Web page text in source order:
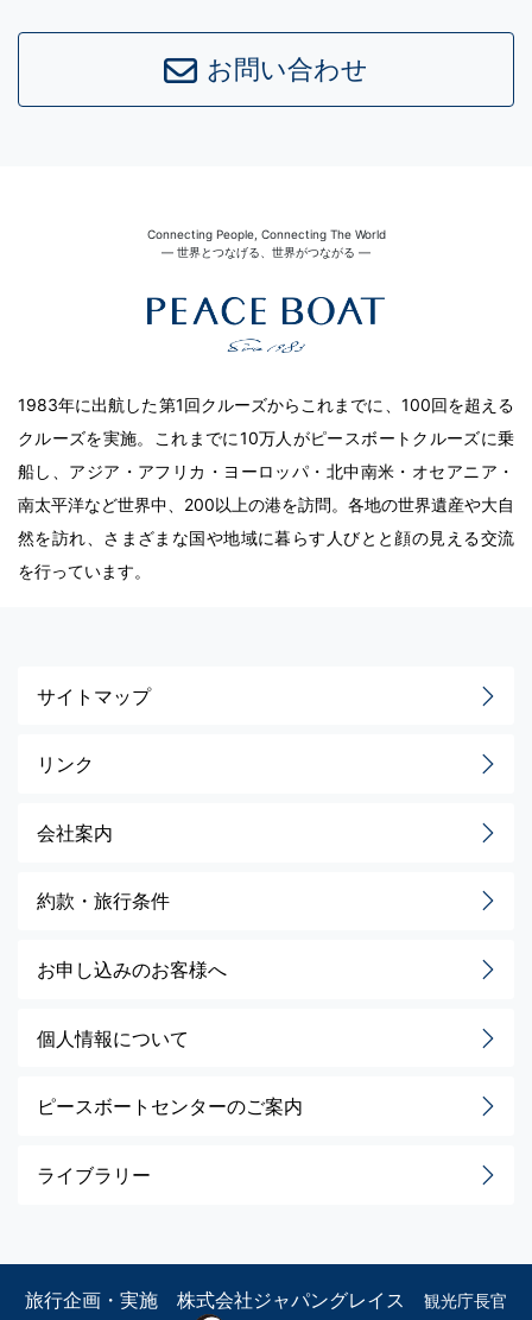
お問い合わせ
Connecting People, Connecting The World
― 世界とつなげる、世界がつながる ―
1983年に出航した第1回クルーズからこれまでに、100回を超える
クルーズを実施。これまでに10万人がピースボートクルーズに乗
船し、アジア・アフリカ・ヨーロッパ・北中南米・オセアニア・
南太平洋など世界中、200以上の港を訪問。各地の世界遺産や大自
然を訪れ、さまざまな国や地域に暮らす人びとと顔の見える交流
を行っています。
サイトマップ
リンク
会社案内
約款・旅行条件
お申し込みのお客様へ
個人情報について
ピースボートセンターのご案内
ライブラリー
旅行企画・実施 株式会社ジャパングレイス 観光庁長官